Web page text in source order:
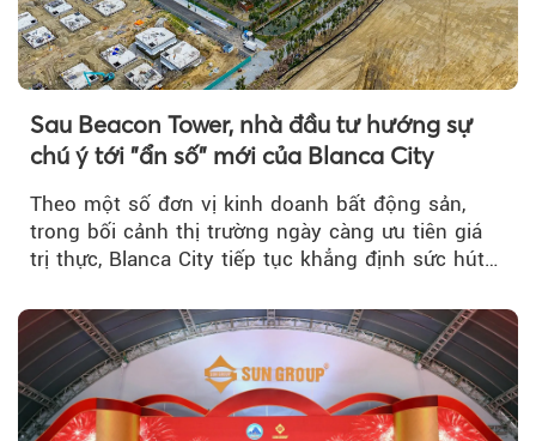
Sau Beacon Tower, nhà đầu tư hướng sự
chú ý tới "ẩn số" mới của Blanca City
Theo một số đơn vị kinh doanh bất động sản,
trong bối cảnh thị trường ngày càng ưu tiên giá
trị thực, Blanca City tiếp tục khẳng định sức hút